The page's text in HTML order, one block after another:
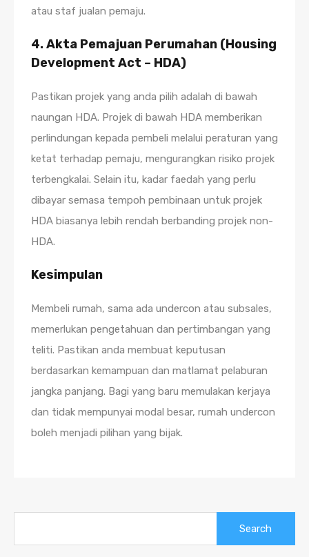
atau staf jualan pemaju.
4. Akta Pemajuan Perumahan (Housing
Development Act – HDA)
Pastikan projek yang anda pilih adalah di bawah
naungan HDA. Projek di bawah HDA memberikan
perlindungan kepada pembeli melalui peraturan yang
ketat terhadap pemaju, mengurangkan risiko projek
terbengkalai. Selain itu, kadar faedah yang perlu
dibayar semasa tempoh pembinaan untuk projek
HDA biasanya lebih rendah berbanding projek non-
HDA.
Kesimpulan
Membeli rumah, sama ada undercon atau subsales,
memerlukan pengetahuan dan pertimbangan yang
teliti. Pastikan anda membuat keputusan
berdasarkan kemampuan dan matlamat pelaburan
jangka panjang. Bagi yang baru memulakan kerjaya
dan tidak mempunyai modal besar, rumah undercon
boleh menjadi pilihan yang bijak.